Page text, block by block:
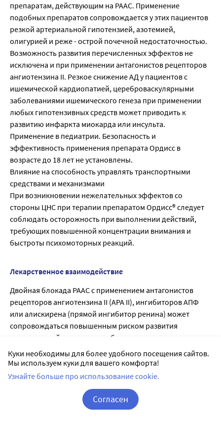
препаратам, действующим на РААС. Применение
подобных препаратов сопровождается у этих пациентов
резкой артериальной гипотензией, азотемией,
олигурией и реже - острой почечной недостаточностью.
Возможность развития перечисленных эффектов не
исключена и при применении антагонистов рецепторов
ангиотензина II. Резкое снижение АД у пациентов с
ишемической кардиопатией, цереброваскулярными
заболеваниями ишемического генеза при применении
любых гипотензивных средств может приводить к
развитию инфаркта миокарда или инсульта.
Применение в педиатрии. Безопасность и
эффективность применения препарата Ордисс в
возрасте до 18 лет не установлены.
Влияние на способность управлять транспортными
средствами и механизмами
При возникновении нежелательных эффектов со
стороны ЦНС при терапии препаратом Ордисс® следует
соблюдать осторожность при выполнении действий,
требующих повышенной концентрации внимания и
быстроты психомоторных реакций.
Лекарственное взаимодействие
Двойная блокада РААС с применением антагонистов
рецепторов ангиотензина II (АРА II), ингибиторов АПФ
или алискирена (прямой ингибитор ренина) может
сопровождаться повышенным риском развития
артериальной гипотензии, обморока, гиперкалиемии и
нарушений функции почек (в том числе острой почечной
недостаточности) по сравнению с монотерапией.
Необходим регулярный контроль АД, функции почек и
принимающих одновременно кандесартан и другие
лекарственные средства, влияющие на РААС.
Куки необходимы для более удобного посещения сайтов.
Мы используем куки для вашего комфорта!
Узнайте больше про использование cookie.
Согласен